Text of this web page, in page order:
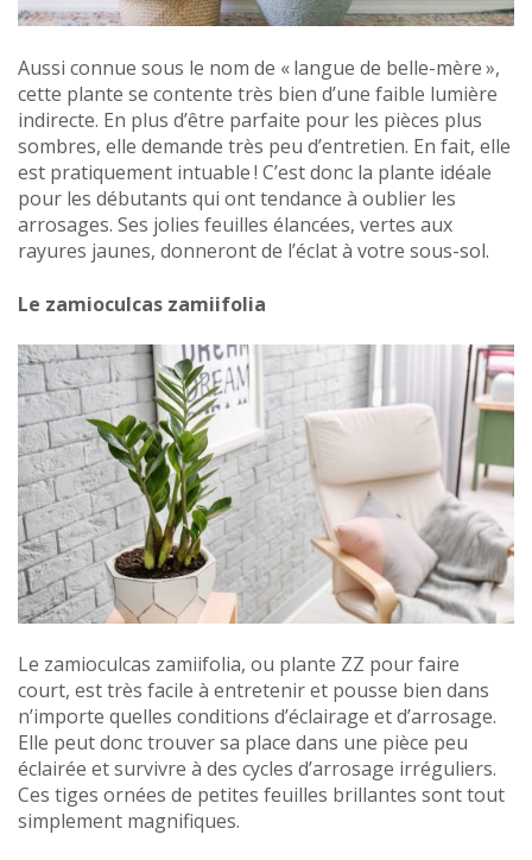
Aussi connue sous le nom de « langue de belle-mère »,
cette plante se contente très bien d’une faible lumière
indirecte. En plus d’être parfaite pour les pièces plus
sombres, elle demande très peu d’entretien. En fait, elle
est pratiquement intuable ! C’est donc la plante idéale
pour les débutants qui ont tendance à oublier les
arrosages. Ses jolies feuilles élancées, vertes aux
rayures jaunes, donneront de l’éclat à votre sous-sol.
Le zamioculcas zamiifolia
Le zamioculcas zamiifolia, ou plante ZZ pour faire
court, est très facile à entretenir et pousse bien dans
n’importe quelles conditions d’éclairage et d’arrosage.
Elle peut donc trouver sa place dans une pièce peu
éclairée et survivre à des cycles d’arrosage irréguliers.
Ces tiges ornées de petites feuilles brillantes sont tout
simplement magnifiques.